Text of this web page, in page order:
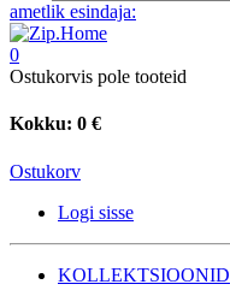
ametlik esindaja:
0
Ostukorvis pole tooteid
Kokku: 0 €
Ostukorv
Logi sisse
KOLLEKTSIOONID